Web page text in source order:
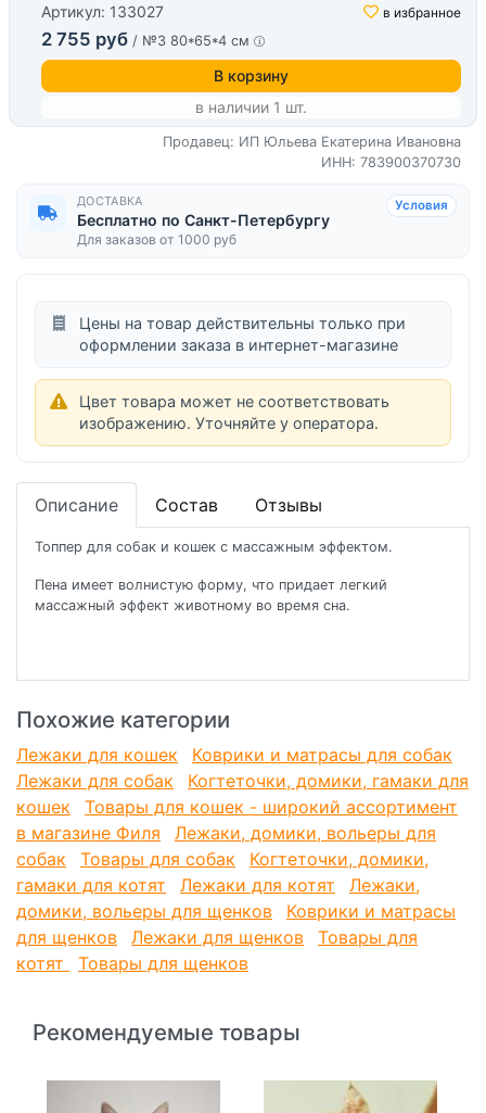
Артикул: 133027 в избранное
2 755 руб / №3 80*65*4 см
В корзину
в наличии 1 шт.
Продавец: ИП Юльева Екатерина Ивановна
ИНН: 783900370730
ДОСТАВКА
Бесплатно по Санкт-Петербургу
Для заказов от 1000 руб
Условия
Цены на товар действительны только при
оформлении заказа в интернет-магазине
Цвет товара может не соответствовать
изображению. Уточняйте у оператора.
Описание Состав Отзывы
Топпер для собак и кошек с массажным эффектом.
Пена имеет волнистую форму, что придает легкий
массажный эффект животному во время сна.
Похожие категории
Лежаки для кошек
Коврики и матрасы для собак
Лежаки для собак
Когтеточки, домики, гамаки для
кошек
Товары для кошек - широкий ассортимент
в магазине Филя
Лежаки, домики, вольеры для
собак
Товары для собак
Когтеточки, домики,
гамаки для котят
Лежаки для котят
Лежаки,
домики, вольеры для щенков
Коврики и матрасы
для щенков
Лежаки для щенков
Товары для
котят
Товары для щенков
Рекомендуемые товары